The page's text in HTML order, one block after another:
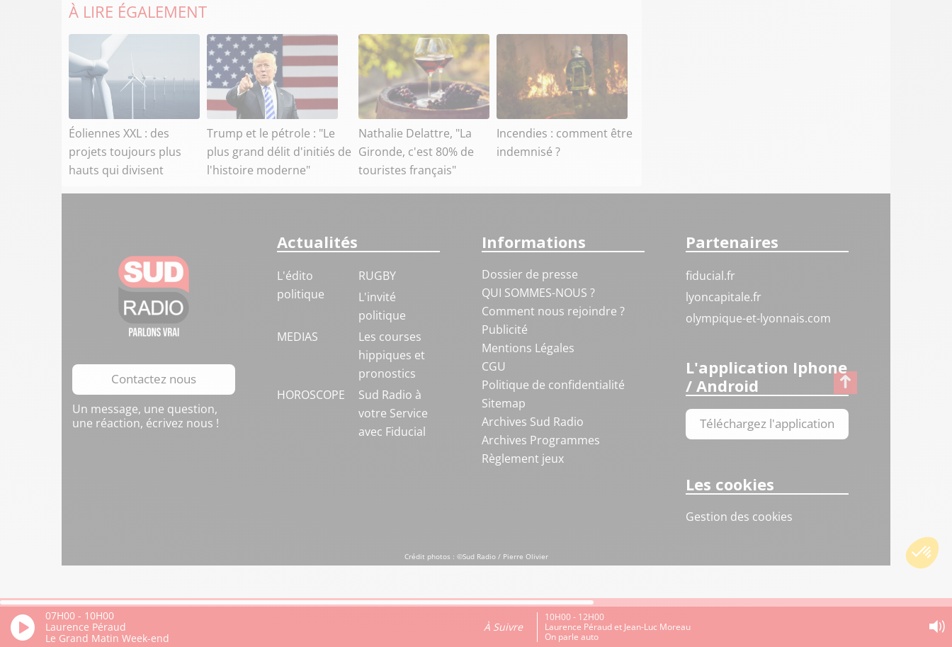
À LIRE ÉGALEMENT
Éoliennes XXL : des
projets toujours plus
hauts qui divisent
Trump et le pétrole : "Le
plus grand délit d'initiés de
l'histoire moderne"
Nathalie Delattre, "La
Gironde, c'est 80% de
touristes français"
Incendies : comment être
indemnisé ?
Contactez nous
Un message, une question,
une réaction, écrivez nous !
Actualités
L'édito
politique
RUGBY
L'invité
politique
MEDIAS
Les courses
hippiques et
pronostics
HOROSCOPE
Sud Radio à
votre Service
avec Fiducial
Informations
Dossier de presse
QUI SOMMES-NOUS ?
Comment nous rejoindre ?
Publicité
Mentions Légales
CGU
Politique de confidentialité
Sitemap
Archives Sud Radio
Archives Programmes
Règlement jeux
Partenaires
fiducial.fr
lyoncapitale.fr
olympique-et-lyonnais.com
L'application Iphone
/ Android
Téléchargez l'application
Les cookies
Gestion des cookies
Crédit photos : ©Sud Radio / Pierre Olivier
07H00 - 10H00
Laurence Péraud
Le Grand Matin Week-end
À Suivre
10H00 - 12H00
Laurence Péraud et Jean-Luc Moreau
On parle auto